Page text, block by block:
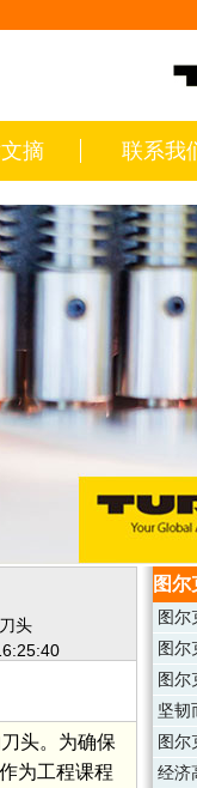
摘 联系我
头
头。为确保
为工程课程
图尔
图尔
图尔
图尔
坚韧
图
经济